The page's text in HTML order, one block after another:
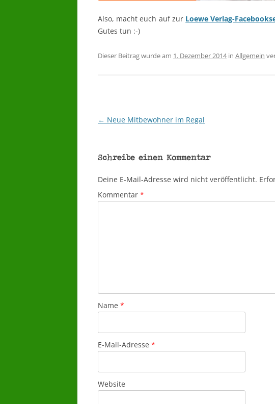
Also, macht euch auf zur Loewe Verlag-
Gutes tun :-)
Dieser Beitrag wurde am 1. Dezember 2014in Allgemein
Beitragsnavigation
← Neue Mitbewohner im Regal
Schreibe einen Kommentar
Deine E-Mail-Adresse wird nicht veröffentlicht.
Kommentar *
Name *
E-Mail-Adresse *
Website